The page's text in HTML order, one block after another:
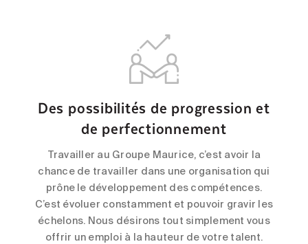
Des possibilités de progression et
de perfectionnement
Travailler au Groupe Maurice, c’est avoir la
chance de travailler dans une organisation qui
prône le développement des compétences.
C’est évoluer constamment et pouvoir gravir les
échelons. Nous désirons tout simplement vous
offrir un emploi à la hauteur de votre talent.